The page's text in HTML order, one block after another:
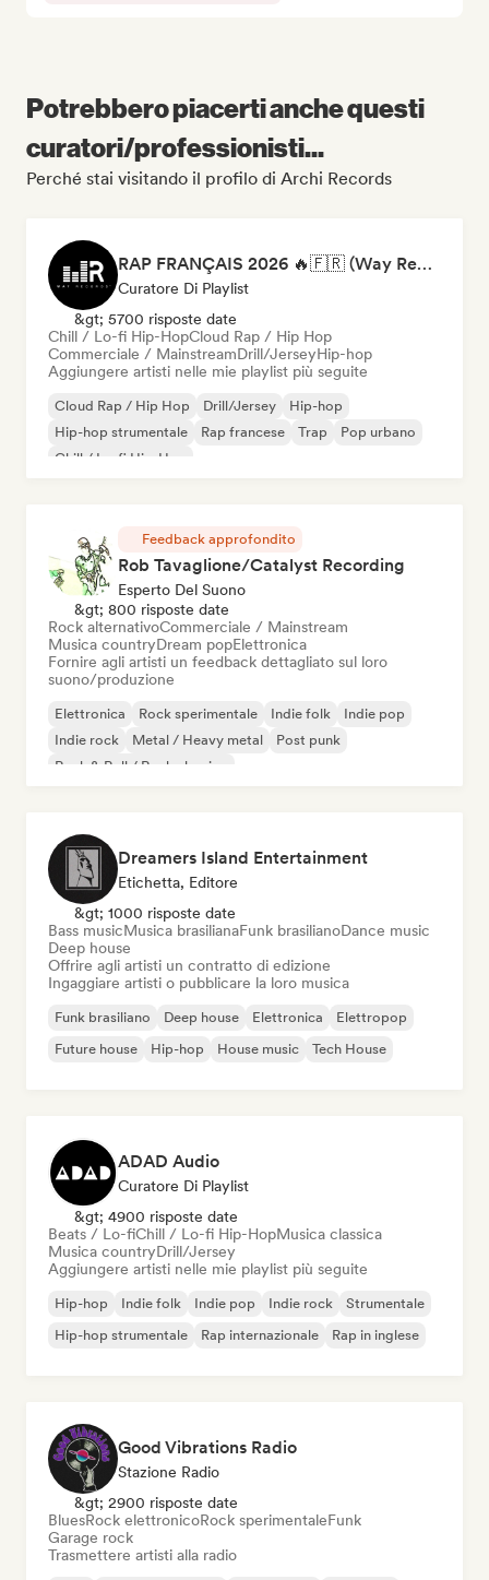
Potrebbero piacerti anche questi
curatori/professionisti...
Perché stai visitando il profilo di Archi Records
RAP FRANÇAIS 2026 🔥🇫🇷 (Way Records)
Curatore Di Playlist
&gt; 5700 risposte date
Chill / Lo-fi Hip-HopCloud Rap / Hip Hop
Commerciale / MainstreamDrill/JerseyHip-hop
Aggiungere artisti nelle mie playlist più seguite
Cloud Rap / Hip Hop Drill/Jersey
Hip-hop
Hip-hop strumentale
Rap francese Trap
Pop urbano
Chill / Lo-fi Hip-Hop
Feedback approfondito
Rob Tavaglione/Catalyst Recording
Esperto Del Suono
&gt; 800 risposte date
Rock alternativoCommerciale / Mainstream
Musica countryDream popElettronica
Fornire agli artisti un feedback dettagliato sul loro
suono/produzione
Elettronica Rock sperimentale Indie folk
Indie pop
Indie rock
Metal / Heavy metal
Post punk
Rock & Roll / Rock classico
Dreamers Island Entertainment
Etichetta, Editore
&gt; 1000 risposte date
Bass musicMusica brasilianaFunk brasilianoDance music
Deep house
Offrire agli artisti un contratto di edizione
Ingaggiare artisti o pubblicare la loro musica
Funk brasiliano Deep house Elettronica
Elettropop
Future house
Hip-hop House music Tech House
ADAD Audio
Curatore Di Playlist
&gt; 4900 risposte date
Beats / Lo-fiChill / Lo-fi Hip-HopMusica classica
Musica countryDrill/Jersey
Aggiungere artisti nelle mie playlist più seguite
Hip-hop Indie folk Indie pop Indie rock
Strumentale
Hip-hop strumentale
Rap internazionale Rap in inglese
Good Vibrations Radio
Stazione Radio
&gt; 2900 risposte date
BluesRock elettronicoRock sperimentaleFunk
Garage rock
Trasmettere artisti alla radio